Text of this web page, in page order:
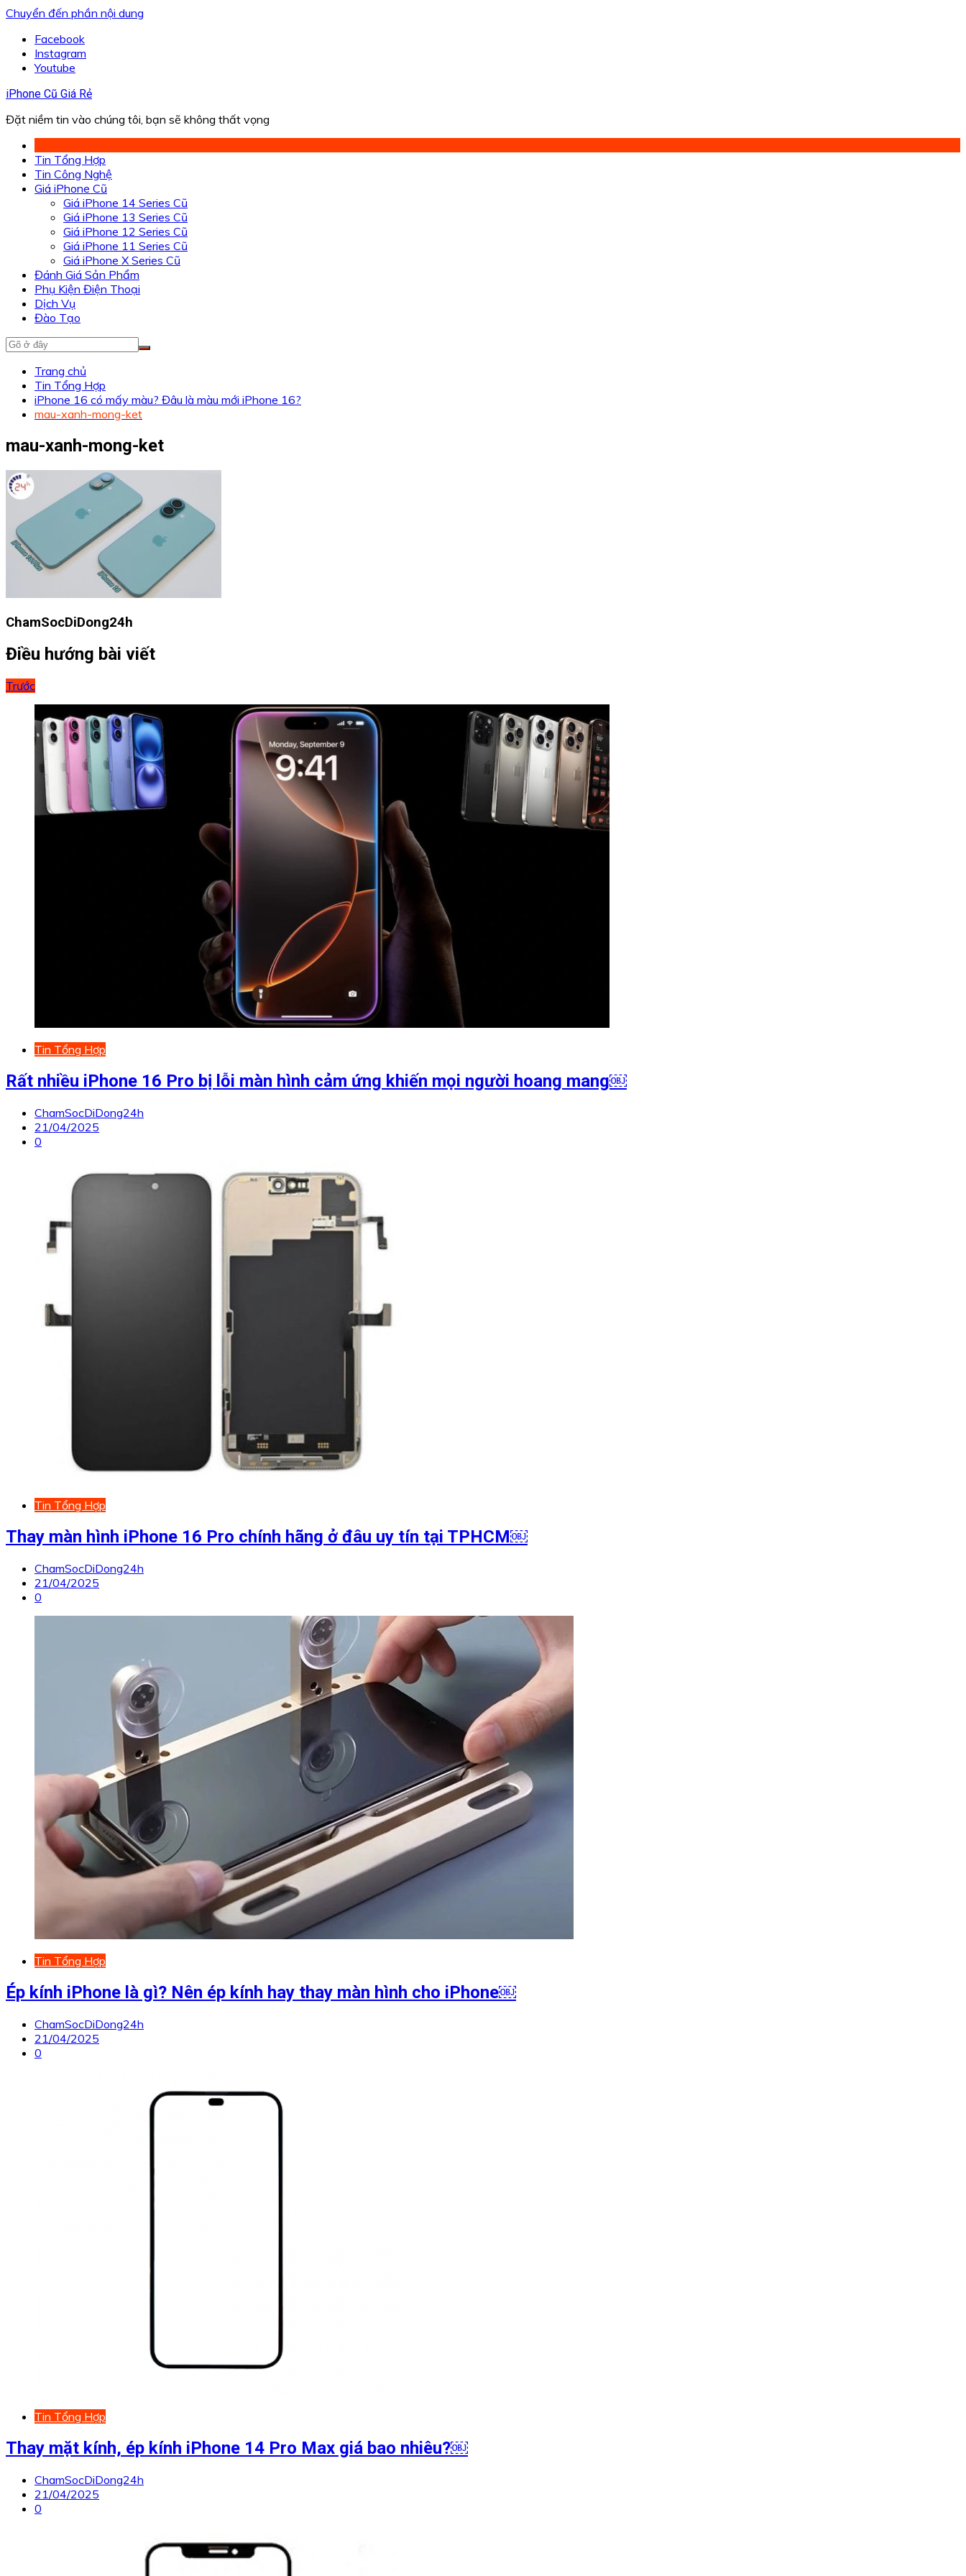
Chuyển đến phần nội dung
Facebook
Instagram
Youtube
iPhone Cũ Giá Rẻ
Đặt niềm tin vào chúng tôi, bạn sẽ không thất vọng
Tin Tổng Hợp
Tin Công Nghệ
Giá iPhone Cũ
Giá iPhone 14 Series Cũ
Giá iPhone 13 Series Cũ
Giá iPhone 12 Series Cũ
Giá iPhone 11 Series Cũ
Giá iPhone X Series Cũ
Đánh Giá Sản Phẩm
Phụ Kiện Điện Thoại
Dịch Vụ
Đào Tạo
Trang chủ
Tin Tổng Hợp
iPhone 16 có mấy màu? Đâu là màu mới iPhone 16?
mau-xanh-mong-ket
mau-xanh-mong-ket
ChamSocDiDong24h
Điều hướng bài viết
Trước
Tin Tổng Hợp
Rất nhiều iPhone 16 Pro bị lỗi màn hình cảm ứng khiến mọi người hoang mang￼
ChamSocDiDong24h
21/04/2025
0
Tin Tổng Hợp
Thay màn hình iPhone 16 Pro chính hãng ở đâu uy tín tại TPHCM￼
ChamSocDiDong24h
21/04/2025
0
Tin Tổng Hợp
Ép kính iPhone là gì? Nên ép kính hay thay màn hình cho iPhone￼
ChamSocDiDong24h
21/04/2025
0
Tin Tổng Hợp
Thay mặt kính, ép kính iPhone 14 Pro Max giá bao nhiêu?￼
ChamSocDiDong24h
21/04/2025
0